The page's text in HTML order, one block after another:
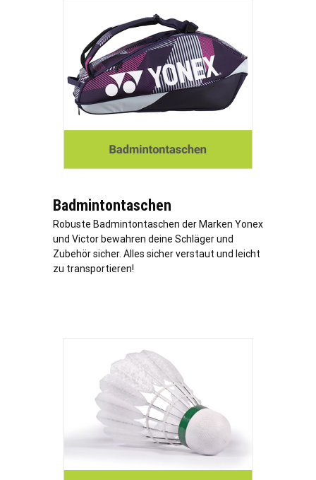
Badmintontaschen
Robuste Badmintontaschen der Marken Yonex
und Victor bewahren deine Schläger und
Zubehör sicher. Alles sicher verstaut und leicht
zu transportieren!